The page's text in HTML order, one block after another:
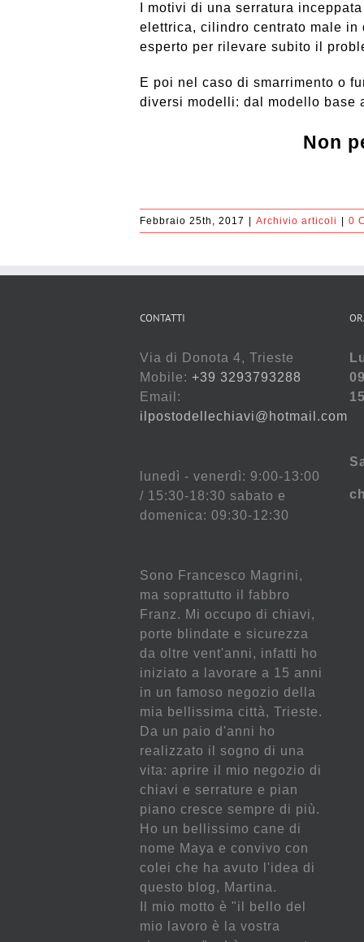
I motivi di una serratura
elettrica, cilindro centrato male in
esperto per rilevare subito il
E poi nel caso di smarrimento o
diversi modelli: dal modello base
Non
Febbraio 25th, 2017 Archivio articoli 0
CONTATTI
Via di Donota 4, Trieste
Mobile: +39 3293793288
Email:
ilpostodellechiavi@hotmail.com
lunedì - venerdì: 9:00-13:00
/ 15:30-18:30 sabato e
domenica: 09:30-12:30
Sono Francesco Magrini,
ma soprattutto il fabbro
Franz. Mi occupo di chiavi,
porte blindate e sicurezza
da oltre vent'anni, infatti ho
iniziato a lavorare a 15 anni
in un famoso negozio della
mia bellissima città, Trieste.
Da un paio d'anni ho
realizzato il sogno di una
vita: aprire il mio negozio di
chiavi e serrature e pian
piano cresce sempre di più.
Ho un bellissimo cane di
nome Maya e convivo con
colei che ha avuto l'idea di
questo blog, Martina.
Il mio motto è "il bello del
mio lavoro è la vostra